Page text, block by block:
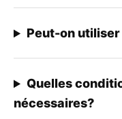
Peut-on
Quelles
nécessaires?